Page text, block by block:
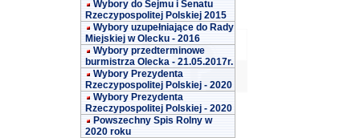
Wybory do Sejmu i Senatu
Rzeczypospolitej Polskiej 2015
Wybory uzupełniające do Rady
Miejskiej w Olecku - 2016
Wybory przedterminowe
burmistrza Olecka - 21.05.2017r.
Wybory Prezydenta
Rzeczypospolitej Polskiej - 2020
Wybory Prezydenta
Rzeczypospolitej Polskiej - 2020
Powszechny Spis Rolny w
2020 roku